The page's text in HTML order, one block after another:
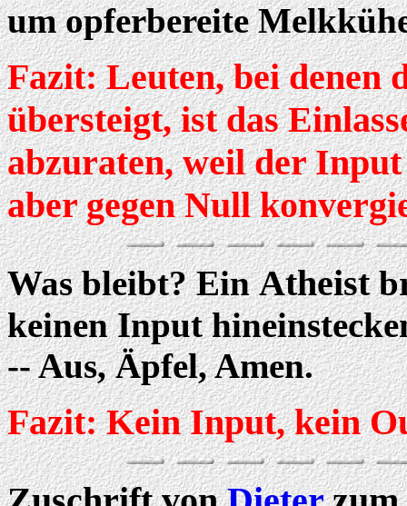
um opferbereite
Fazit: Leuten, bei denen
übersteigt, ist das
abzuraten, weil der
aber gegen Null
Was bleibt? EinAtheist
keinen Input
-- Aus, Äpfel, Amen.
Fazit: Kein Input, kein